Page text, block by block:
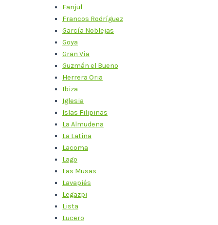
Fanjul
Francos Rodríguez
García Noblejas
Goya
Gran Vía
Guzmán el Bueno
Herrera Oria
Ibiza
Iglesia
Islas Filipinas
La Almudena
La Latina
Lacoma
Lago
Las Musas
Lavapiés
Legazpi
Lista
Lucero